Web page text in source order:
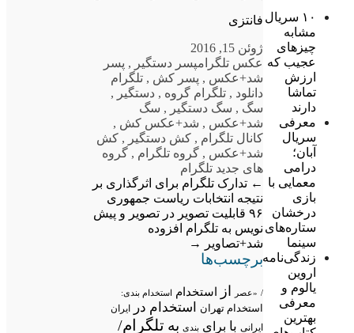
۱۰ سریال
مشابه
چیزهای
عجیب که
ارزش
تماشا
دارند
معرفی
سریال
آبان؛
درامی
معمایی با
بازی
درخشان
ستاره‌های
سینما
زندگی‌نامه
اروین
یالوم و
معرفی
بهترین
فانتزی
ژوئن 15, 2016
عکس تلگرامپسر دستگیر , پسر
شد+عکس , پسر کش , تلگرام
دانلود , تلگرام گروه , دستگیر ,
سگ , سگ دستگیر , سگ
شد+عکس , شد+عکس کش ,
کانال تلگرام , کش دستگیر , کش
شد+عکس , گروه تلگرام , گروه
های جدید تلگرام
← تدارک تلگرام برای اثرگذاری بر
نتیجه انتخابات ریاست جمهوری
۹۶ قابلیت تصویر در تصویر و پیش
نویس به تلگرام افزوده
شد+تصاویر
→
برچسب‌ها
/ «عصر از استخدام استخدام بندی:
استخدام تهران استخدام در ایران
ایرانی با برای بندی به تلگرام/